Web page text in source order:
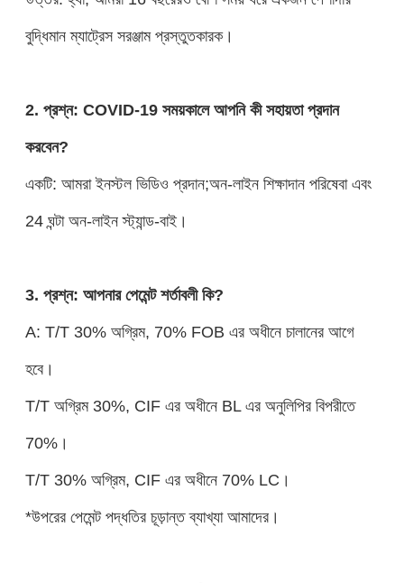
বুদ্ধিমান ম্যাট্রেস সরঞ্জাম প্রস্তুতকারক।
2. প্রশ্ন: COVID-19 সময়কালে আপনি কী সহায়তা প্রদান
করবেন?
একটি: আমরা ইনস্টল ভিডিও প্রদান;অন-লাইন শিক্ষাদান পরিষেবা এবং
24 ঘন্টা অন-লাইন স্ট্যান্ড-বাই।
3. প্রশ্ন: আপনার পেমেন্ট শর্তাবলী কি?
A: T/T 30% অগ্রিম, 70% FOB এর অধীনে চালানের আগে
হবে।
T/T অগ্রিম 30%, CIF এর অধীনে BL এর অনুলিপির বিপরীতে
70%।
T/T 30% অগ্রিম, CIF এর অধীনে 70% LC।
*উপরের পেমেন্ট পদ্ধতির চূড়ান্ত ব্যাখ্যা আমাদের।